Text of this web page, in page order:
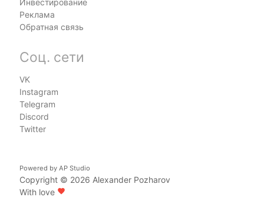
Реклама
Обратная связь
Соц. сети
VK
Instagram
Telegram
Discord
Twitter
Powered by AP Studio
Copyright © 2026 Alexander Pozharov
With love favorite